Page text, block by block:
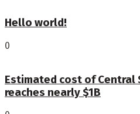
Hello world!
0
Estimated cost of Central
reaches nearly $1B